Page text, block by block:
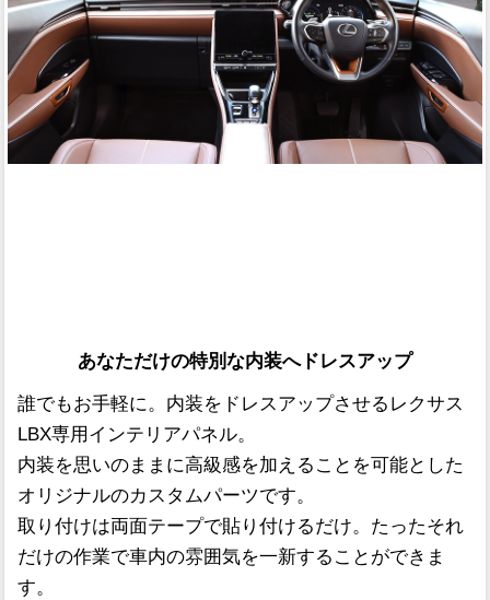
あなただけの特別な内装へドレスアップ
誰でもお手軽に。内装をドレスアップさせるレクサス
LBX専用インテリアパネル。
内装を思いのままに高級感を加えることを可能とした
オリジナルのカスタムパーツです。
取り付けは両面テープで貼り付けるだけ。たったそれ
だけの作業で車内の雰囲気を一新することができま
す。